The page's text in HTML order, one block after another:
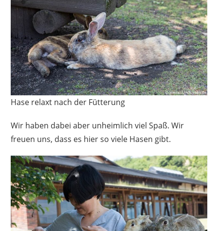
Hase relaxt nach der Fütterung
Wir haben dabei aber unheimlich viel Spaß. Wir
freuen uns, dass es hier so viele Hasen gibt.